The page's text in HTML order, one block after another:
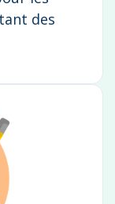
des